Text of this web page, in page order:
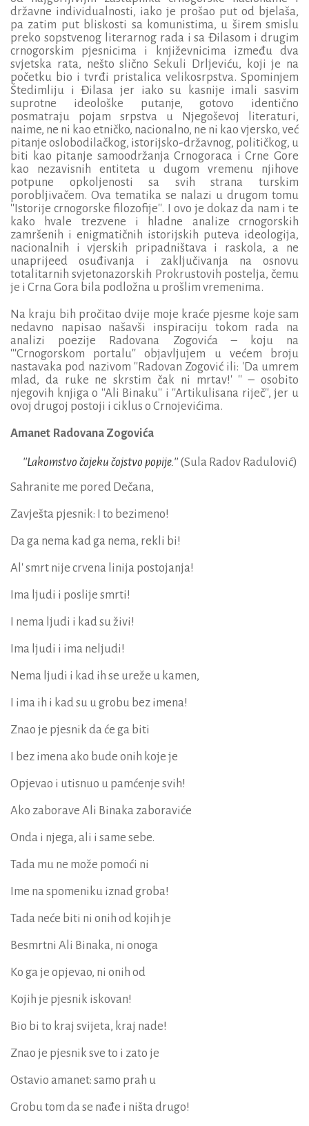
državne individualnosti, iako je prošao put od bjelaša,
pa zatim put bliskosti sa komunistima, u širem smislu
preko sopstvenog literarnog rada i sa Đilasom i drugim
crnogorskim pjesnicima i književnicima između dva
svjetska rata, nešto slično Sekuli Drljeviću, koji je na
početku bio i tvrđi pristalica velikosrpstva. Spominjem
Štedimliju i Đilasa jer iako su kasnije imali sasvim
suprotne ideološke putanje, gotovo identično
posmatraju pojam srpstva u Njegoševoj literaturi,
naime, ne ni kao etničko, nacionalno, ne ni kao vjersko, već
pitanje oslobodilačkog, istorijsko-državnog, političkog, u
biti kao pitanje samoodržanja Crnogoraca i Crne Gore
kao nezavisnih entiteta u dugom vremenu njihove
potpune opkoljenosti sa svih strana turskim
porobljivačem. Ova tematika se nalazi u drugom tomu
''Istorije crnogorske filozofije''. I ovo je dokaz da nam i te
kako hvale trezvene i hladne analize crnogorskih
zamršenih i enigmatičnih istorijskih puteva ideologija,
nacionalnih i vjerskih pripadništava i raskola, a ne
unaprijeed osuđivanja i zaključivanja na osnovu
totalitarnih svjetonazorskih Prokrustovih postelja, čemu
je i Crna Gora bila podložna u prošlim vremenima.
Na kraju bih pročitao dvije moje kraće pjesme koje sam
nedavno napisao našavši inspiraciju tokom rada na
analizi poezije Radovana Zogovića – koju na
'''Crnogorskom portalu'' objavljujem u većem broju
nastavaka pod nazivom ''Radovan Zogović ili: 'Da umrem
mlad, da ruke ne skrstim čak ni mrtav!' '' – osobito
njegovih knjiga o ''Ali Binaku'' i ''Artikulisana riječ'', jer u
ovoj drugoj postoji i ciklus o Crnojevićima.
Amanet Radovana Zogovića
''Lakomstvo čojeku čojstvo popije. '' (Sula Radov Radulović)
Sahranite me pored Dečana,
Zavješta pjesnik: I to bezimeno!
Da ga nema kad ga nema, rekli bi!
Al' smrt nije crvena linija postojanja!
Ima ljudi i poslije smrti!
I nema ljudi i kad su živi!
Ima ljudi i ima neljudi!
Nema ljudi i kad ih se ureže u kamen,
I ima ih i kad su u grobu bez imena!
Znao je pjesnik da će ga biti
I bez imena ako bude onih koje je
Opjevao i utisnuo u pamćenje svih!
Ako zaborave Ali Binaka zaboraviće
Onda i njega, ali i same sebe.
Tada mu ne može pomoći ni
Ime na spomeniku iznad groba!
Tada neće biti ni onih od kojih je
Besmrtni Ali Binaka, ni onoga
Ko ga je opjevao, ni onih od
Kojih je pjesnik iskovan!
Bio bi to kraj svijeta, kraj nade!
Znao je pjesnik sve to i zato je
Ostavio amanet: samo prah u
Grobu tom da se nađe i ništa drugo!